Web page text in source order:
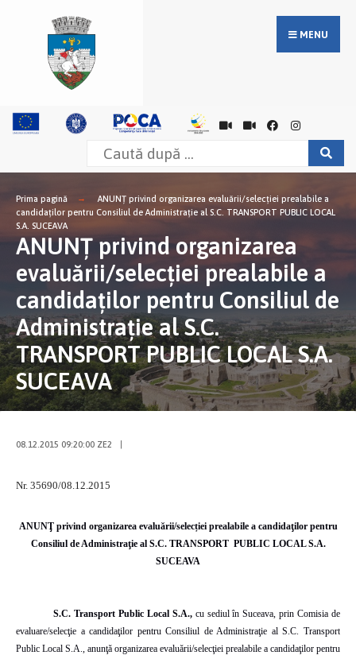
MENU
Prima pagină
ANUNŢ privind organizarea evaluării/selecției prealabile a
candidaţilor pentru Consiliul de Administraţie al S.C. TRANSPORT PUBLIC LOCAL
S.A. SUCEAVA
ANUNŢ privind organizarea
evaluării/selecției prealabile a
candidaţilor pentru Consiliul de
Administraţie al S.C.
TRANSPORT PUBLIC LOCAL S.A.
SUCEAVA
08.12.2015 09:20:00 ZE2
Nr. 35690/08.12.2015
ANUNŢ privind organizarea evaluării/selecției prealabile a candidaţilor pentru
Consiliul de Administraţie al S.C. TRANSPORT PUBLIC LOCAL S.A.
SUCEAVA
S.C. Transport Public Local S.A.,cu sediul în Suceava, prin Comisia de
evaluare/selecţie a candidaţilor pentru Consiliul de Administraţie al S.C. Transport
Public Local S.A., anunţă organizarea evaluării/selecţiei prealabile a candidaţilor pentru